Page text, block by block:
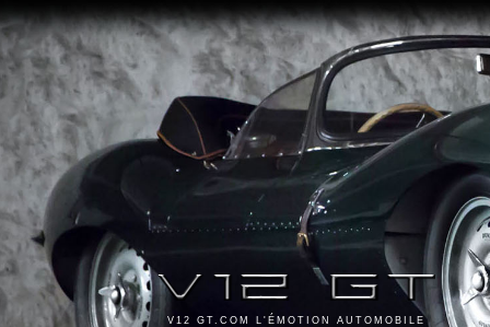
V12 GT.COM L'ÉMOTION AUTOMOBILE